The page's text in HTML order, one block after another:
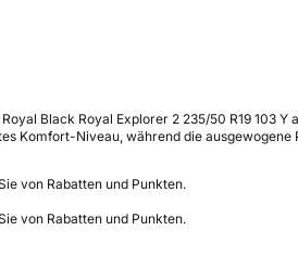
Black Royal Explorer 2 235/50 R19
Komfort-Niveau, während die
von Rabatten und Punkten.
von Rabatten und Punkten.